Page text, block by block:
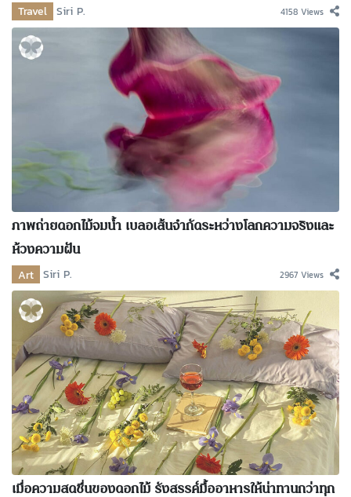
Travel Siri P. 4158 Views
ภาพถ่ายดอกไม้จมน้ำ เบลอเส้นจำกัดระหว่างโลกความจริงและ
ห้วงความฝัน
Art Siri P. 2967 Views
เมื่อความสดชื่นของดอกไม้ รังสรรค์มื้ออาหารให้น่าทานกว่าทุก